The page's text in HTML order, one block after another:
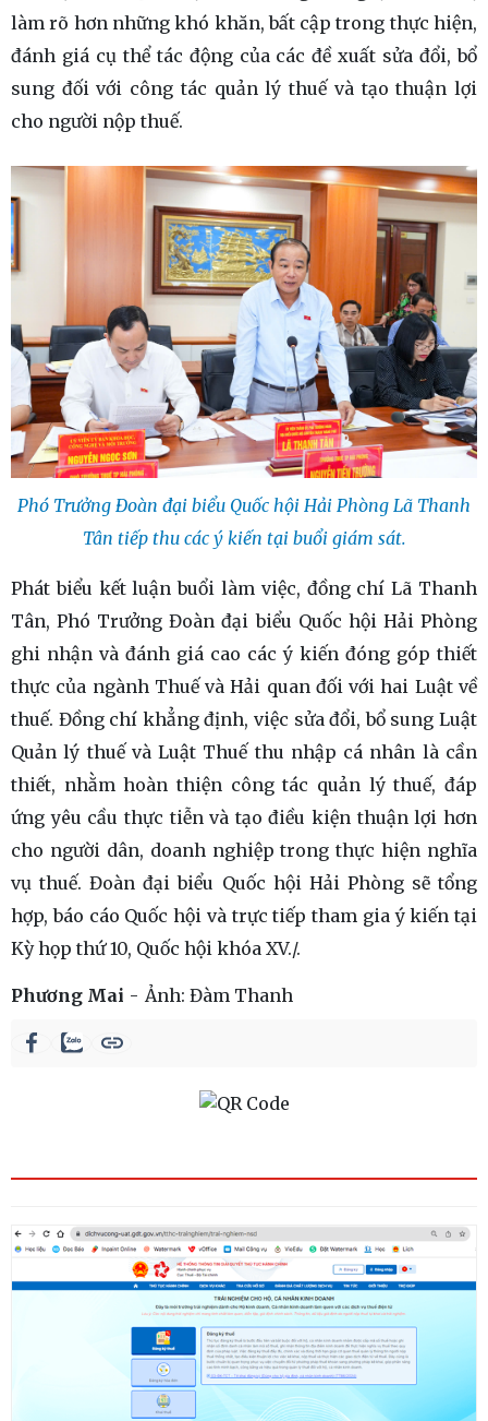
làm rõ hơn những khó khăn, bất cập trong thực hiện,
đánh giá cụ thể tác động của các đề xuất sửa đổi, bổ
sung đối với công tác quản lý thuế và tạo thuận lợi
cho người nộp thuế.
Phó Trưởng Đoàn đại biểu Quốc hội Hải Phòng Lã Thanh
Tân tiếp thu các ý kiến tại buổi giám sát.
Phát biểu kết luận buổi làm việc, đồng chí Lã Thanh
Tân, Phó Trưởng Đoàn đại biểu Quốc hội Hải Phòng
ghi nhận và đánh giá cao các ý kiến đóng góp thiết
thực của ngành Thuế và Hải quan đối với hai Luật về
thuế. Đồng chí khẳng định, việc sửa đổi, bổ sung Luật
Quản lý thuế và Luật Thuế thu nhập cá nhân là cần
thiết, nhằm hoàn thiện công tác quản lý thuế, đáp
ứng yêu cầu thực tiễn và tạo điều kiện thuận lợi hơn
cho người dân, doanh nghiệp trong thực hiện nghĩa
vụ thuế. Đoàn đại biểu Quốc hội Hải Phòng sẽ tổng
hợp, báo cáo Quốc hội và trực tiếp tham gia ý kiến tại
Kỳ họp thứ 10, Quốc hội khóa XV./.
Phương Mai Ảnh: Đàm Thanh